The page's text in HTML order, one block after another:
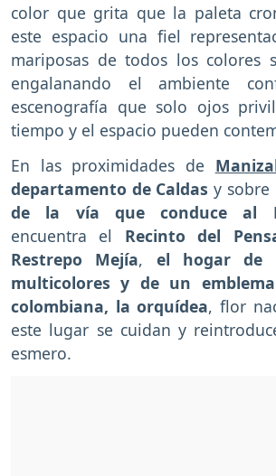
color que grita que la paleta
este espacio una fiel
mariposas de todos los colores
engalanando el ambiente
escenografía que solo ojos
tiempo y el espacio pueden
En las proximidades de
departamento de Caldas y sobre
de la vía que conduce al
encuentra el Recinto del
Restrepo Mejía, el hogar de
multicolores y de un
colombiana, la orquídea, flor
este lugar se cuidan y
esmero.